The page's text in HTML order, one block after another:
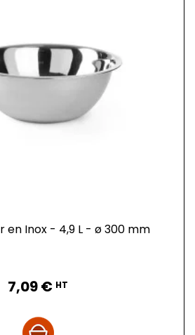
en Inox - 4,9 L - ø 300 mm
7,09 € HT